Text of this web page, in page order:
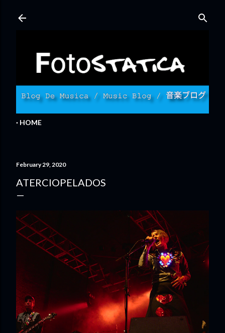
HOME
February 29, 2020
ATERCIOPELADOS